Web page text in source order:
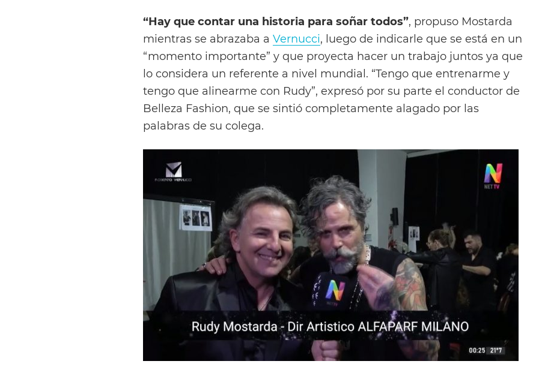
“Hay que contar una historia para soñar todos”, propuso Mostarda
mientras se abrazaba a Vernucci, luego de indicarle que se está en un
“momento importante” y que proyecta hacer un trabajo juntos ya que
lo considera un referente a nivel mundial. “Tengo que entrenarme y
tengo que alinearme con Rudy”, expresó por su parte el conductor de
Belleza Fashion, que se sintió completamente alagado por las
palabras de su colega.